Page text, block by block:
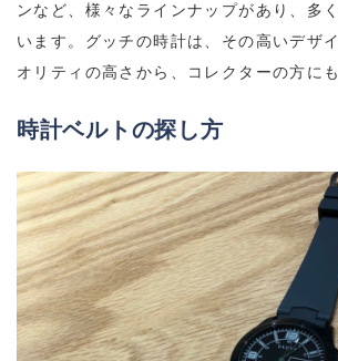
ンなど、様々なラインナップがあり、多
います。グッチの時計は、その高いデザ
オリティの高さから、コレクターの方に
時計ベルトの探し方